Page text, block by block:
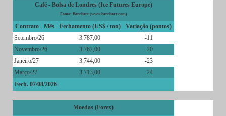
Café - Bolsa de Londres (Ice Futures Europe)
Fonte: Barchart (www.barchart.com)
Contrato - Mês Fechamento (US$ / ton)
Variação (pontos)
Setembro/26
3.787,00
-11
Novembro/26
3.767,00
-20
Janeiro/27
3.744,00
-23
Março/27
3.713,00
-24
Fech. 07/08/2026
Moedas (Forex)